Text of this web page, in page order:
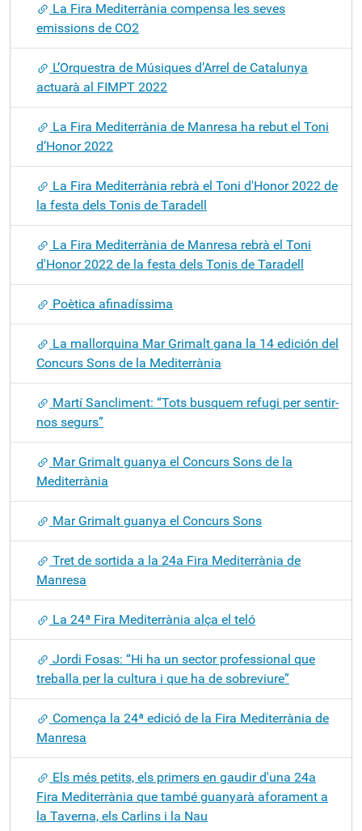
La Fira Mediterrània compensa les seves
emissions de CO2
L’Orquestra de Músiques d’Arrel de Catalunya
actuarà al FIMPT 2022
La Fira Mediterrània de Manresa ha rebut el Toni
d’Honor 2022
La Fira Mediterrània rebrà el Toni d'Honor 2022 de
la festa dels Tonis de Taradell
La Fira Mediterrània de Manresa rebrà el Toni
d'Honor 2022 de la festa dels Tonis de Taradell
Poètica afinadíssima
La mallorquina Mar Grimalt gana la 14 edición del
Concurs Sons de la Mediterrània
Martí Sancliment: “Tots busquem refugi per sentir-
nos segurs”
Mar Grimalt guanya el Concurs Sons de la
Mediterrània
Mar Grimalt guanya el Concurs Sons
Tret de sortida a la 24a Fira Mediterrània de
Manresa
La 24ª Fira Mediterrània alça el teló
Jordi Fosas: “Hi ha un sector professional que
treballa per la cultura i que ha de sobreviure”
Comença la 24ª edició de la Fira Mediterrània de
Manresa
Els més petits, els primers en gaudir d'una 24a
Fira Mediterrània que també guanyarà aforament a
la Taverna, els Carlins i la Nau